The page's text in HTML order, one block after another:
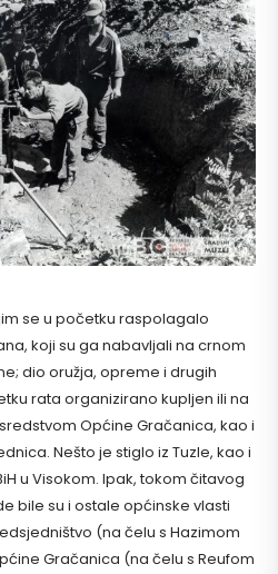
se u početku raspolagalo
koji su ga nabavljali na crnom
dio oružja, opreme i drugih
rata organizirano kupljen ili na
Općine Gračanica, kao i
Nešto je stiglo iz Tuzle, kao i
u Visokom. Ipak, tokom čitavog
bile su i ostale općinske vlasti
(na čelu s Hazimom
Gračanica (na čelu s Reufom